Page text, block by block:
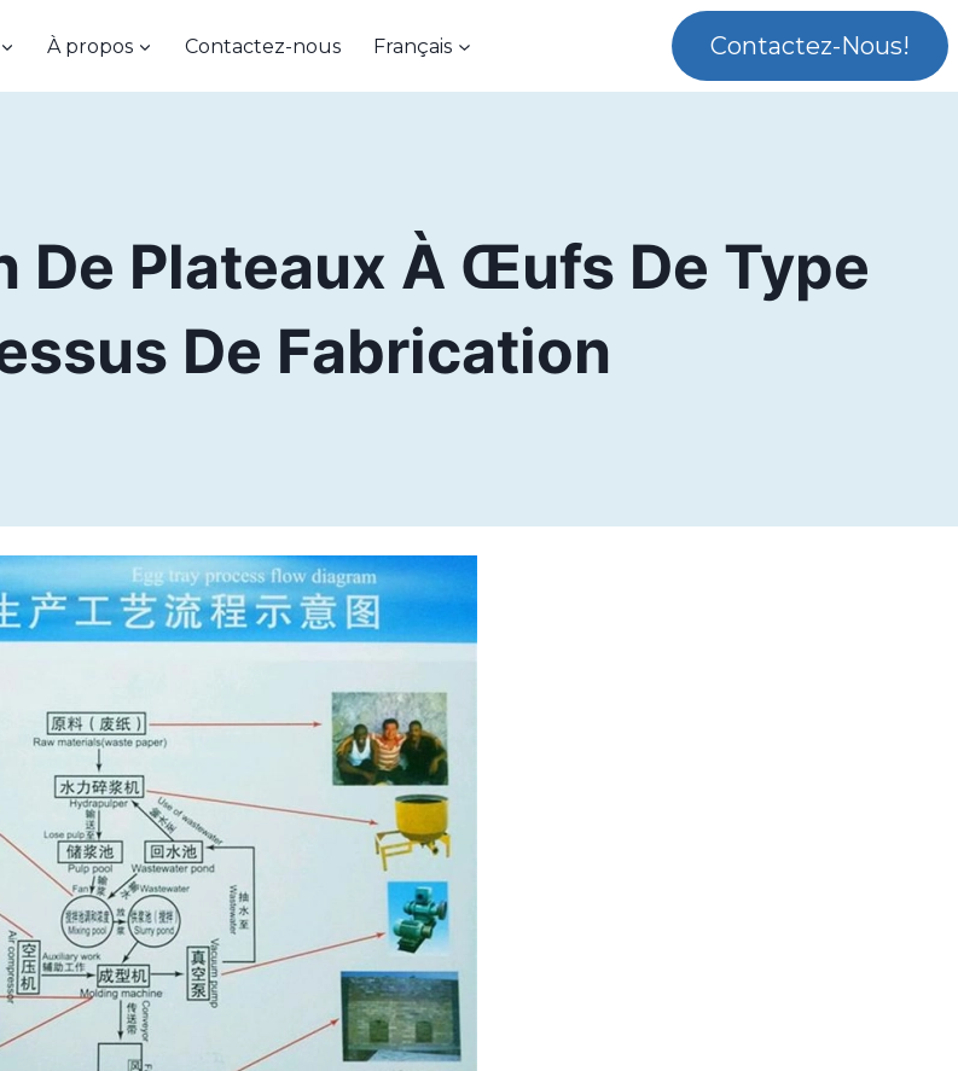
À propos Contactez-nous Français Contactez-Nous!
De Plateaux À Œufs De Type
De Fabrication